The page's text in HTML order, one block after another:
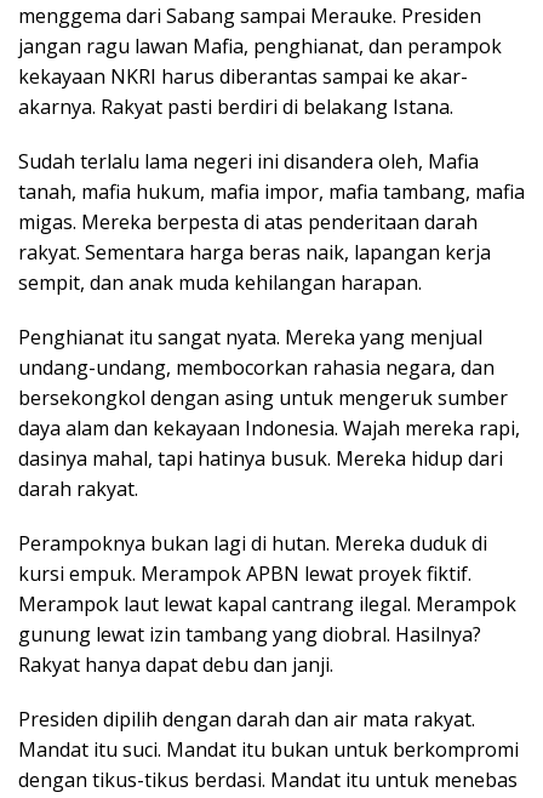
menggema dari Sabang sampai Merauke. Presiden
jangan ragu lawan Mafia, penghianat, dan perampok
kekayaan NKRI harus diberantas sampai ke akar-
akarnya. Rakyat pasti berdiri di belakang Istana.
Sudah terlalu lama negeri ini disandera oleh, Mafia
tanah, mafia hukum, mafia impor, mafia tambang, mafia
migas. Mereka berpesta di atas penderitaan darah
rakyat. Sementara harga beras naik, lapangan kerja
sempit, dan anak muda kehilangan harapan.
Penghianat itu sangat nyata. Mereka yang menjual
undang-undang, membocorkan rahasia negara, dan
bersekongkol dengan asing untuk mengeruk sumber
daya alam dan kekayaan Indonesia. Wajah mereka rapi,
dasinya mahal, tapi hatinya busuk. Mereka hidup dari
darah rakyat.
Perampoknya bukan lagi di hutan. Mereka duduk di
kursi empuk. Merampok APBN lewat proyek fiktif.
Merampok laut lewat kapal cantrang ilegal. Merampok
gunung lewat izin tambang yang diobral. Hasilnya?
Rakyat hanya dapat debu dan janji.
Presiden dipilih dengan darah dan air mata rakyat.
Mandat itu suci. Mandat itu bukan untuk berkompromi
dengan tikus-tikus berdasi. Mandat itu untuk menebas